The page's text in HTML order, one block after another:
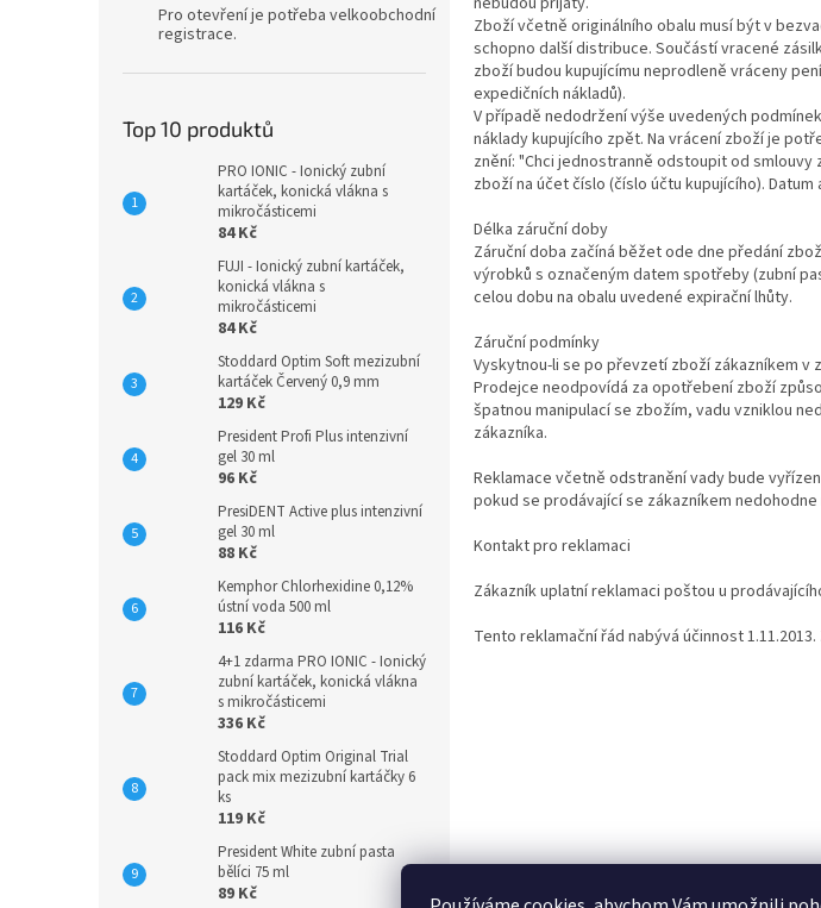
Pro otevření je potřeba velkoobchodní
registrace.
Top 10 produktů
PRO IONIC - Ionický zubní
kartáček, konická vlákna s
mikročásticemi
84 Kč
FUJI - Ionický zubní kartáček,
konická vlákna s
mikročásticemi
84 Kč
Stoddard Optim Soft mezizubní
kartáček Červený 0,9 mm
129 Kč
President Profi Plus intenzivní
gel 30 ml
96 Kč
PresiDENT Active plus intenzivní
gel 30 ml
88 Kč
Kemphor Chlorhexidine 0,12%
ústní voda 500 ml
116 Kč
4+1 zdarma PRO IONIC - Ionický
zubní kartáček, konická vlákna
s mikročásticemi
336 Kč
Stoddard Optim Original Trial
pack mix mezizubní kartáčky 6
ks
119 Kč
President White zubní pasta
bělíci 75 ml
89 Kč
Zboží včetně originálního obalu musí být v
schopno další distribuce. Součástí vracené
zboží budou kupujícímu neprodleně vráceny
expedičních nákladů).
V případě nedodržení výše uvedených
náklady kupujícího zpět. Na vrácení zboží je
znění: "Chci jednostranně odstoupit od smlouvy
zboží na účet číslo (číslo účtu kupujícího). Datum
Délka záruční doby
Záruční doba začíná běžet ode dne předání
výrobků s označeným datem spotřeby (zubní
celou dobu na obalu uvedené expirační lhůty.
Záruční podmínky
Vyskytnou-li se po převzetí zboží zákazníkem v
Prodejce neodpovídá za opotřebení zboží
špatnou manipulací se zbožím, vadu vzniklou
zákazníka.
Reklamace včetně odstranění vady bude
pokud se prodávající se zákazníkem nedohodne
Kontakt pro reklamaci
Zákazník uplatní reklamaci poštou u
Tento reklamační řád nabývá účinnost